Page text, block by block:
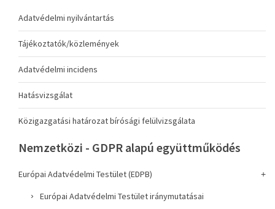
Adatvédelmi nyilvántartás
Tájékoztatók/közlemények
Adatvédelmi incidens
Hatásvizsgálat
Közigazgatási határozat bírósági felülvizsgálata
Nemzetközi - GDPR alapú együttműködés
Európai Adatvédelmi Testület (EDPB)
Európai Adatvédelmi Testület iránymutatásai